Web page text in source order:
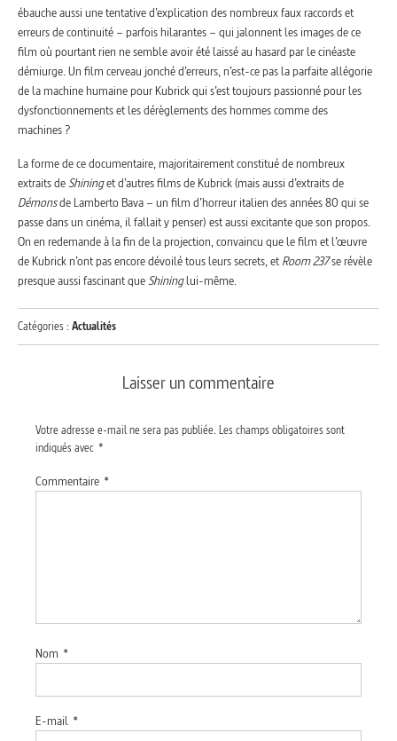
ébauche aussi une tentative d’explication des nombreux faux raccords et
erreurs de continuité – parfois hilarantes – qui jalonnent les images de ce
film où pourtant rien ne semble avoir été laissé au hasard par le cinéaste
démiurge. Un film cerveau jonché d’erreurs, n’est-ce pas la parfaite allégorie
de la machine humaine pour Kubrick qui s’est toujours passionné pour les
dysfonctionnements et les dérèglements des hommes comme des
machines ?
La forme de ce documentaire, majoritairement constitué de nombreux
extraits deShininget d’autres films de Kubrick (mais aussi d’extraits de
Démonsde Lamberto Bava – un film d’horreur italien des années 80 qui se
passe dans un cinéma, il fallait y penser) est aussi excitante que son propos.
On en redemande à la fin de la projection, convaincu que le film et l’œuvre
de Kubrick n’ont pas encore dévoilé tous leurs secrets, et Room 237se révèle
presque aussi fascinant queShininglui-même.
Catégories : Actualités
Laisser un commentaire
Votre adresse e-mail ne sera pas publiée. Les champs obligatoires sont
indiqués avec *
Commentaire *
Nom *
E-mail *